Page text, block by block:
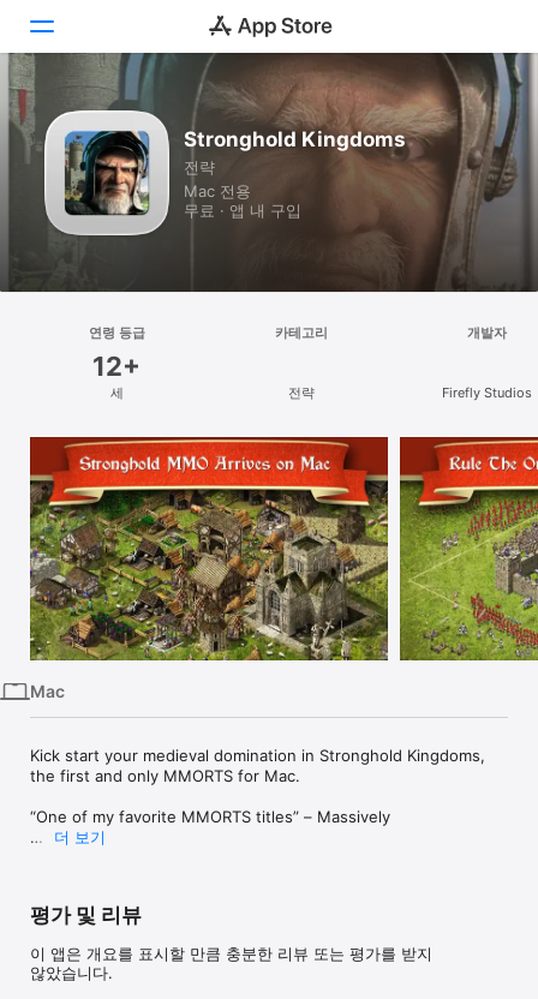
새로운 발견
Arcade
창작
플레이
개발
검색
플랫폼
iPhone
iPad
Mac
Vision
Watch
Stronghold Kingdoms
전략
Mac 전용
무료 · 앱 내 구입
연령 등급
12+
세
카테고리
전략
개발자
Firefly Studios
Mac
Kick start your medieval domination in Stronghold Kingdoms,
the first and only MMORTS for Mac.
“One of my favorite MMORTS titles” – Massively
“A level of depth that goes beyond the normal Stronghold
“It's truly NOT a pay to win game” - ZAM
더 보기
평가 및 리뷰
이 앱은 개요를 표시할 만큼 충분한 리뷰 또는 평가를 받지
않았습니다.